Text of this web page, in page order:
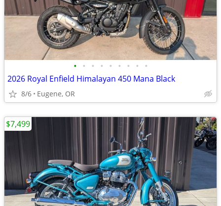
• • • • • • • • •
2026 Royal Enfield Himalayan 450 Mana Black
8/6 Eugene, OR
$7,499